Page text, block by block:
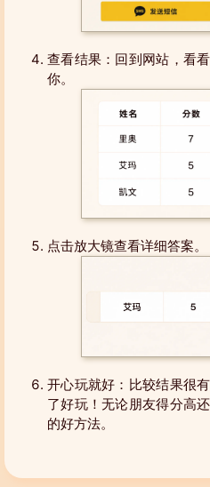
查看结果：回到网站，看
你。
点击放大镜查看详细答案。
开心玩就好：比较结果很
了好玩！无论朋友得分高
的好方法。